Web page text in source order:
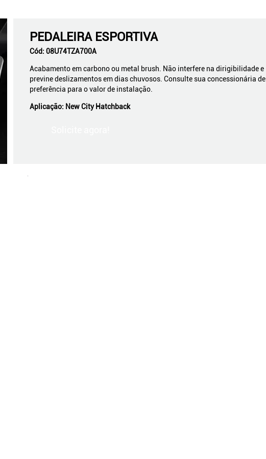
PEDALEIRA ESPORTIVA
Cód: 08U74TZA700A
Acabamento em carbono ou metal brush. Não interfere na dirigibilidade e
previne deslizamentos em dias chuvosos. Consulte sua concessionária de
preferência para o valor de instalação.
Aplicação: New City Hatchback
.